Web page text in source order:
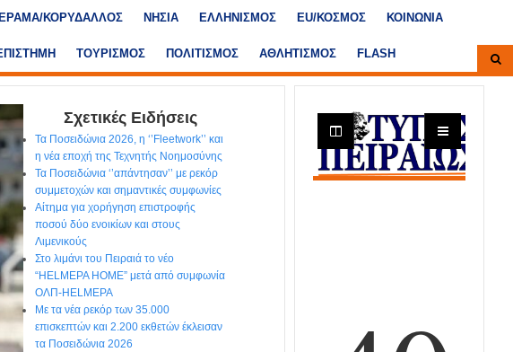
ΚΟΡΥΔΑΛΛΟΣ ΝΗΣΙΑ ΕΛΛΗΝΙΣΜΟΣ ΕU/ΚΟΣΜΟΣ ΚΟΙΝΩΝΙΑ
ΤΟΥΡΙΣΜΟΣ ΠΟΛΙΤΙΣΜΟΣ ΑΘΛΗΤΙΣΜΟΣ FLASH
Σχετικές Ειδήσεις
Τα Ποσειδώνια 2026, η ‘’Fleetwork’’ και
η νέα εποχή της Τεχνητής Νοημοσύνης
Τα Ποσειδώνια ‘’απάντησαν’’ με ρεκόρ
συμμετοχών και σημαντικές συμφωνίες
Αίτημα για χορήγηση επιστροφής
ποσού δύο ενοικίων και στους
Λιμενικούς
Στο λιμάνι του Πειραιά το νέο
“HELMEPA HOME” μετά από συμφωνία
ΟΛΠ-HELMEPA
Με τα νέα ρεκόρ των 35.000
επισκεπτών και 2.200 εκθετών έκλεισαν
τα Ποσειδώνια 2026